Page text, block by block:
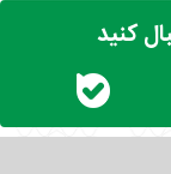
کنید